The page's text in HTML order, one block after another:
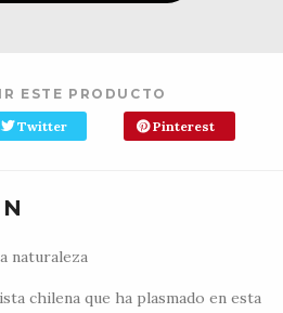
ESTE PRODUCTO
Twitter Pinterest
naturaleza
chilena que ha plasmado en esta